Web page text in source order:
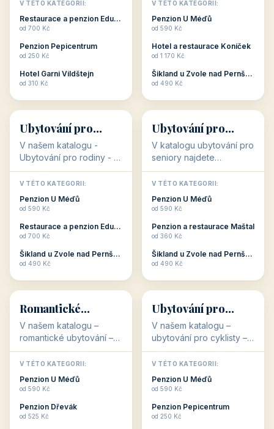
dovolenou přímo
souvisejí. Aktivní
odpočinek jso...
V TÉTO KATEGORII:
Restaurace a penzion Eduard
od 700 Kč
Penzion Pepicentrum
od 250 Kč
Hotel Garni Vildštejn
od 310 Kč
cenově dostupné
ubytování v ČR. Budete
c...
V TÉTO KATEGORII:
Penzion U Méďů
od 590 Kč
Hotel a restaurace Koníček
od 1 170 Kč
Šikland u Zvole nad Pernštejnem
od 490 Kč
👨‍👩‍👧‍👦
👨‍👩‍👧‍👦
34 objektů
Ubytování pro
rodiny
V našem katalogu -
Ubytování pro rodiny -
jsou pro Vás připraveny
objekty, které svojí
polohou či vybaveností,
nabízí klidné ubytování
V TÉTO KATEGORII:
Penzion U Méďů
od 590 Kč
Restaurace a penzion Eduard
od 700 Kč
Šikland u Zvole nad Pernštejnem
od 490 Kč
🧓
🧓
33 objektů
Ubytování pro
seniory
V katalogu ubytování pro
seniory najdete
penziony a hotely, které
jsou přizpůsobeny pro
ubytování klientů vyššího
věku. Některé z nich
V TÉTO KATEGORII:
Penzion U Méďů
od 590 Kč
Penzion a restaurace Maštal
od 360 Kč
Šikland u Zvole nad Pernštejnem
od 490 Kč
💕
💕
Romantické
ubytování
V našem katalogu –
romantické ubytování –
jsou pro Vás připraveny
objekty, které svojí
stavbou, polohou anebo
zaměřením nabízí
Romantické ...
V TÉTO KATEGORII:
Penzion U Méďů
od 590 Kč
Penzion Dřevák
od 525 Kč
🚴
🚴
32 objektů
Ubytování pro
cyklisty
V našem katalogu –
ubytování pro cyklisty –
jsou pro Vás připraveny
objekty, které jsou na
milovníky cykloturistiky
připraveny. Většinou mají
V TÉTO KATEGORII:
Penzion U Méďů
od 590 Kč
Penzion Pepicentrum
od 250 Kč